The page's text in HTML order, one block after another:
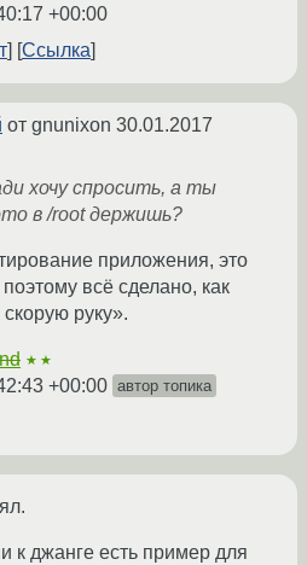
+00:00
Ссылка
от gnunixon 30.01.2017
хочу спросить, а ты
в /root держишь?
приложения, это
всё сделано, как
руку».
★★
+00:00 автор топика
к джанге есть пример для